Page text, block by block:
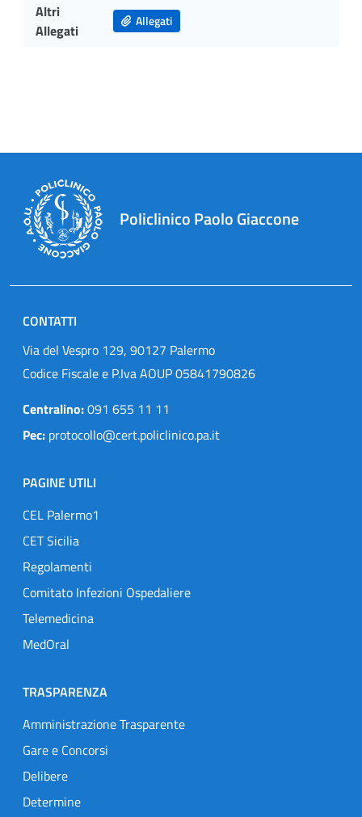
Altri
Allegati
Allegati
Policlinico Paolo Giaccone
CONTATTI
Via del Vespro 129, 90127 Palermo
Codice Fiscale e P.Iva AOUP 05841790826
Centralino:091 655 11 11
Pec: protocollo@cert.policlinico.pa.it
PAGINE UTILI
CEL Palermo1
CET Sicilia
Regolamenti
Comitato Infezioni Ospedaliere
Telemedicina
MedOral
TRASPARENZA
Amministrazione Trasparente
Gare e Concorsi
Delibere
Determine